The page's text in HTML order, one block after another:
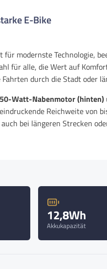
E-Bike
für modernste Technologie,
für alle, die Wert auf
durch die Stadt oder
Watt-Nabenmotor (hinten)
Reichweite von
bei längeren Strecken
und maximale Stabilität.
und Innovationskraft,
stilvollem Design und
der Suche nach einem
mit dem
E-Bike „Cruiser“
der Mobilität und entdecke
12,8Wh
Akkukapazität